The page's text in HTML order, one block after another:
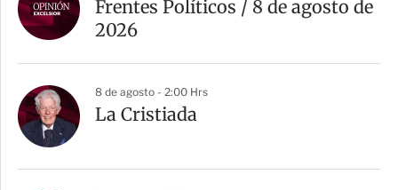
Frentes Políticos / 8 de agosto de
2026
8 de agosto - 2:00 Hrs
La Cristiada